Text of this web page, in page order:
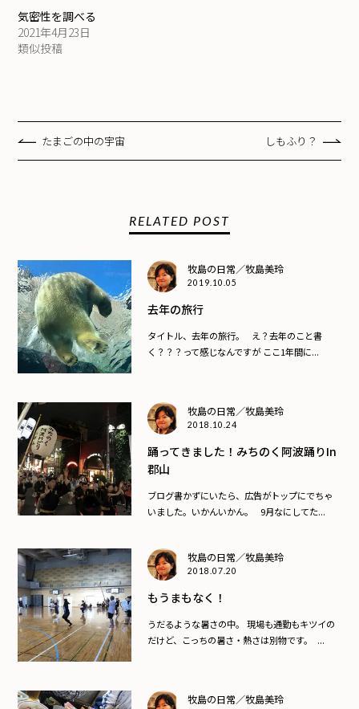
気密性を調べる
2021年4月23日
類似投稿
たまごの中の宇宙 しもふり？
RELATED POST
牧島の日常／牧島美玲
2019.10.05
去年の旅行
タイトル、去年の旅行。 え？去年のこと書
く？？？って感じなんですが ここ1年間に...
牧島の日常／牧島美玲
2018.10.24
踊ってきました！みちのく阿波踊りin
郡山
ブログ書かずにいたら、広告がトップにでちゃ
いました。いかんいかん。 9月なにしてた...
牧島の日常／牧島美玲
2018.07.20
もうまもなく！
うだるような暑さの中。 現場も通勤もキツイの
だけど、こっちの暑さ・熱さは別物です。 ...
牧島の日常／牧島美玲